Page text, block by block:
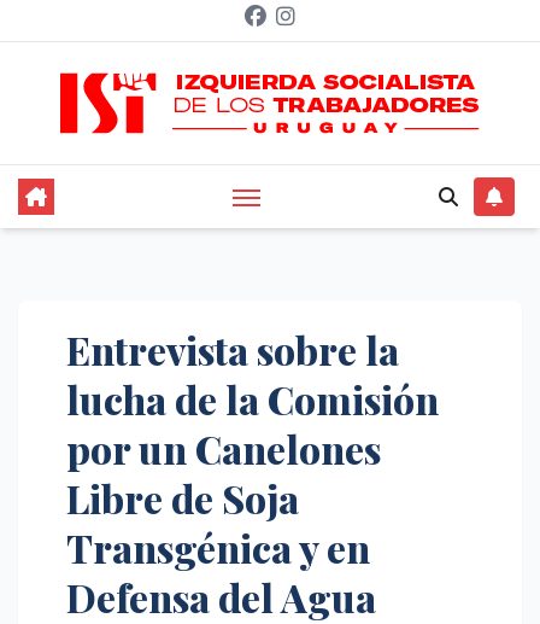
contenido
Entrevista sobre la
lucha de la Comisión
por un Canelones
Libre de Soja
Transgénica y en
Defensa del Agua